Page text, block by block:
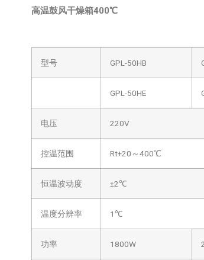
高温鼓风干燥箱400℃
型号 GPL-50HB
GPL-50HE
电压 220V
控温范围 Rt+20～400℃
恒温波动度 ±2℃
温度分辨率 1℃
功率 1800W